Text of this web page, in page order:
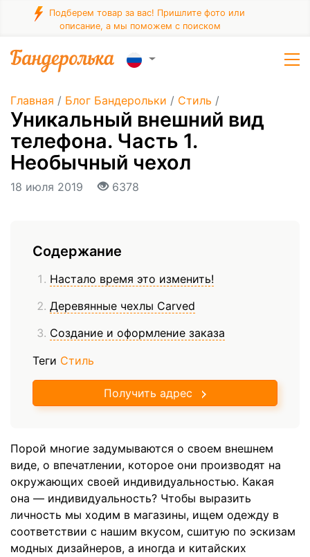
Подберем товар за вас! Пришлите фото или
описание, а мы поможем с поиском
Главная / Блог Бандерольки / Стиль /
Уникальный внешний вид
телефона. Часть 1.
Необычный чехол
18 июля 2019 6378
Содержание
Настало время это изменить!
Деревянные чехлы Carved
Создание и оформление заказа
Теги Стиль
Получить адрес
Порой многие задумываются о своем внешнем
виде, о впечатлении, которое они производят на
окружающих своей индивидуальностью. Какая
она — индивидуальность? Чтобы выразить
личность мы ходим в магазины, ищем одежду в
соответствии с нашим вкусом, сшитую по эскизам
модных дизайнеров, а иногда и китайских